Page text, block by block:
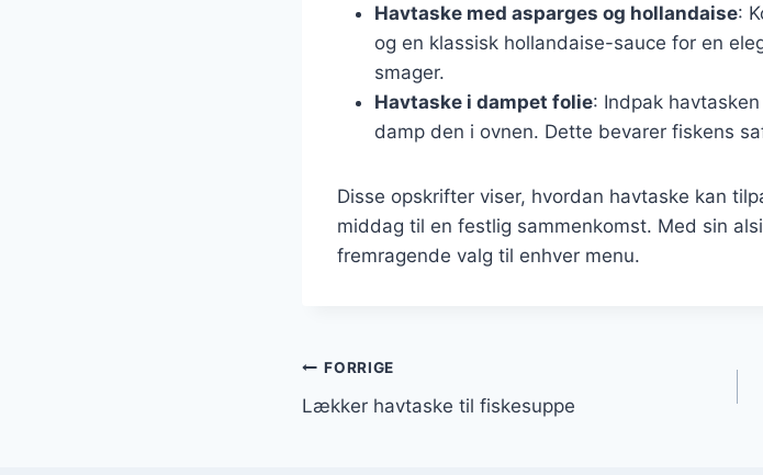
Havtaske med asparges og hollandaise:
og en klassisk hollandaise-sauce for en
smager.
Havtaske i dampet folie: Indpak
damp den i ovnen. Dette bevarer fiskens
Disse opskrifter viser, hvordan havtaske kan
middag til en festlig sammenkomst. Med sin
fremragende valg til enhver menu.
Indlægsnavigation
FORRIGE
Lækker havtaske til fiskesuppe